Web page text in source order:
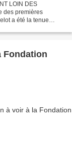
LOIN DES
des premières
a été la tenue
Fondation